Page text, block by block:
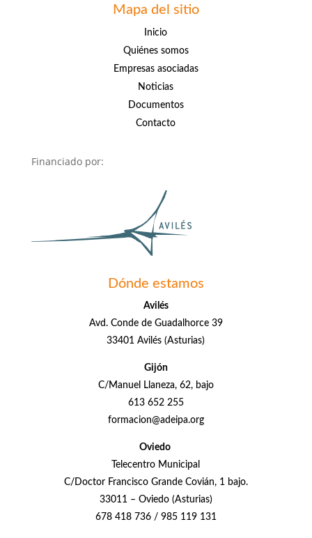
Mapa del sitio
Inicio
Quiénes somos
Empresas asociadas
Noticias
Documentos
Contacto
Financiado por:
Dónde estamos
Avilés
Avd. Conde de Guadalhorce 39
33401 Avilés (Asturias)
Gijón
C/Manuel Llaneza, 62, bajo
613 652 255
formacion@adeipa.org
Oviedo
Telecentro Municipal
C/Doctor Francisco Grande Covián, 1 bajo.
33011 – Oviedo (Asturias)
678 418 736 / 985 119 131